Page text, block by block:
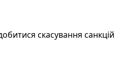
скасування санкцій